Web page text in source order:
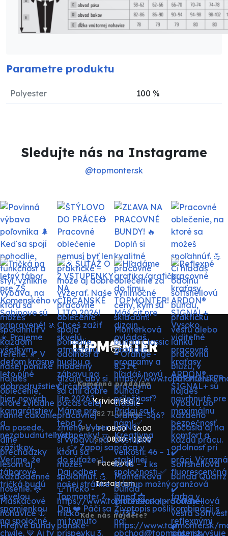
Parametre produktu
Polyester 100 %
Sledujte nás na Instagrame
@topmonter.sk
Kamenná predajňa
Krivianska 2
082 71 Lipany
Po - Pi:
So:
08:00 - 16:00
08:00 - 12:00
Facebook
Instagram
Kde nás nájdete?